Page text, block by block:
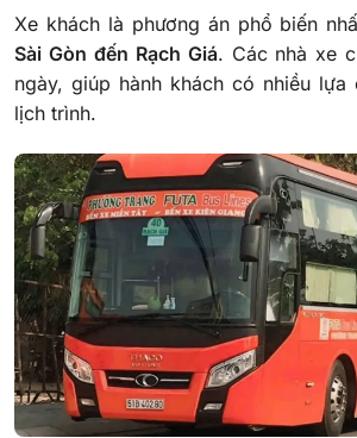
Xe khách là phương án phổ biến
Sài Gòn đến Rạch Giá. Các nhà xe
ngày, giúp hành khách có nhiều
lịch trình.